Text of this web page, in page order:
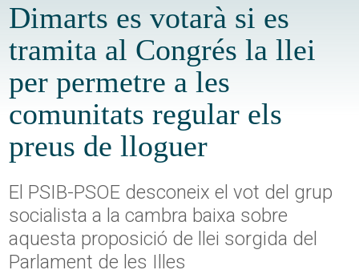
Dimarts es votarà si es
tramita al Congrés la llei
per permetre a les
comunitats regular els
preus de lloguer
El PSIB-PSOE desconeix el vot del grup
socialista a la cambra baixa sobre
aquesta proposició de llei sorgida del
Parlament de les Illes